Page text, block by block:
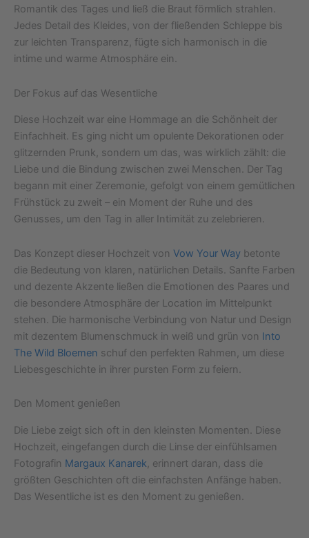
Romantik des Tages und ließ die Braut förmlich strahlen.
Jedes Detail des Kleides, von der fließenden Schleppe bis
zur leichten Transparenz, fügte sich harmonisch in die
intime und warme Atmosphäre ein.
Der Fokus auf das Wesentliche
Diese Hochzeit war eine Hommage an die Schönheit der
Einfachheit. Es ging nicht um opulente Dekorationen oder
glitzernden Prunk, sondern um das, was wirklich zählt: die
Liebe und die Bindung zwischen zwei Menschen. Der Tag
begann mit einer Zeremonie, gefolgt von einem gemütlichen
Frühstück zu zweit – ein Moment der Ruhe und des
Genusses, um den Tag in aller Intimität zu zelebrieren.
Das Konzept dieser Hochzeit von Vow Your Way betonte
die Bedeutung von klaren, natürlichen Details. Sanfte Farben
und dezente Akzente ließen die Emotionen des Paares und
die besondere Atmosphäre der Location im Mittelpunkt
stehen. Die harmonische Verbindung von Natur und Design
mit dezentem Blumenschmuck in weiß und grün von Into
The Wild Bloemen schuf den perfekten Rahmen, um diese
Liebesgeschichte in ihrer pursten Form zu feiern.
Den Moment genießen
Die Liebe zeigt sich oft in den kleinsten Momenten. Diese
Hochzeit, eingefangen durch die Linse der einfühlsamen
Fotografin Margaux Kanarek, erinnert daran, dass die
größten Geschichten oft die einfachsten Anfänge haben.
Das Wesentliche ist es den Moment zu genießen.